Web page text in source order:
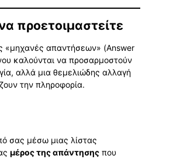
προετοιμαστείτε
«μηχανές απαντήσεων» (Answer
καλούνται να προσαρμοστούν
αλλά μια θεμελιώδης αλλαγή
την πληροφορία.
σας μέσω μιας λίστας
μέρος της απάντησης που